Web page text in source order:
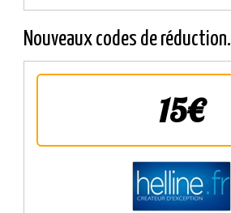
Nouveaux codes de réduction.
15€